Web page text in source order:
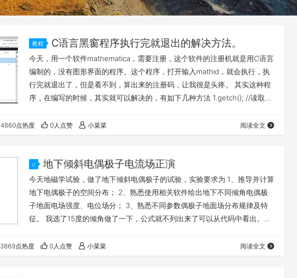
教程 C语言黑窗程序执行完就退出的解决方法。
今天，用一个软件mathematica，需要注册，这个软件的注册机就是用C语言
编制的，没有图形界面的程序。这个程序，打开输入mathid，就会执行，执
行完就退出了，但是看不到，算出来的注册码，让我很是头疼。 其实这种程
序，在编写的时候，其实就可以解决的，有如下几种方法 1.getch(); //读取一
2.system("pause"); //试试 但是，有的时候我们并没有源代码，只有黑窗程
序exe怎么办呢？ 我们需要用到windows系统中的cmd…
4860点热度 0人点赞 小菜菜 阅读全文
c 地下倾斜电偶极子电流场正演
今天地磁学试验，做了地下倾斜电偶极子的试验，实验要求为 1、推导并计算
地下电偶极子的空间分布； 2、熟悉使用相关软件绘出地下不同倾角电偶极
子地面电场强度、电位场分； 3、熟悉不同参数偶极子地面场分布规律及特
征。 我选了15度的倾角做了一下，公式就不列出来了可以从代码中看出。
p=200,I=1.2,pai=3.141592653,L=200,qingjiao=15,h…
3869点热度 0人点赞 小菜菜 阅读全文